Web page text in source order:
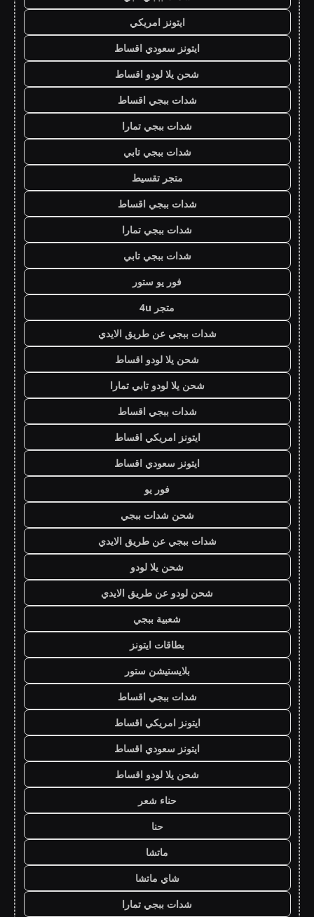
ايتونز امريكي
ايتونز سعودي اقساط
شحن يلا لودو اقساط
شدات ببجي اقساط
شدات ببجي تمارا
شدات ببجي تابي
متجر تقسيط
شدات ببجي اقساط
شدات ببجي تمارا
شدات ببجي تابي
فور يو ستور
متجر 4u
شدات ببجي عن طريق الايدي
شحن يلا لودو اقساط
شحن يلا لودو تابي تمارا
شدات ببجي اقساط
ايتونز امريكي اقساط
ايتونز سعودي اقساط
فور يو
شحن شدات ببجي
شدات ببجي عن طريق الايدي
شحن يلا لودو
شحن لودو عن طريق الايدي
شعبية ببجي
بطاقات ايتونز
بلايستيشن ستور
شدات ببجي اقساط
ايتونز امريكي اقساط
ايتونز سعودي اقساط
شحن يلا لودو اقساط
حناء شعر
حنا
ماتشا
شاي ماتشا
شدات ببجي تمارا